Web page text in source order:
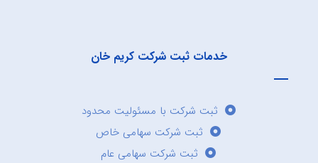
خدمات ثبت شرکت کریم خان
ثبت شرکت با مسئولیت محدود
ثبت شرکت سهامی خاص
ثبت شرکت سهامی عام